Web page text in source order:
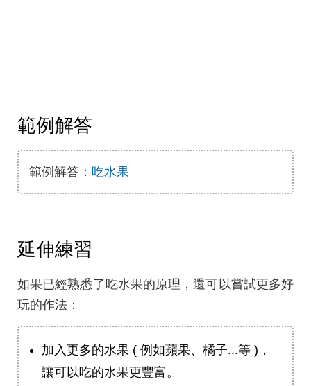
範例解答
範例解答： 吃水果
延伸練習
如果已經熟悉了吃水果的原理，還可以嘗試更多好
玩的作法：
加入更多的水果 ( 例如蘋果、橘子...等 )，
讓可以吃的水果更豐富。